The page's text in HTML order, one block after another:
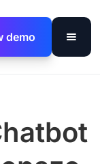
demo